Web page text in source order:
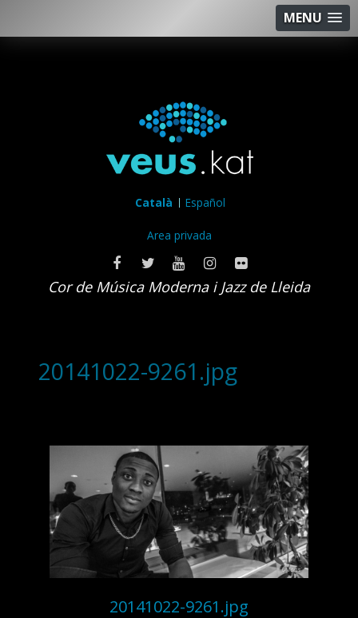
MENU
Català Español
Area privada
Cor de Música Moderna i Jazz de Lleida
20141022-9261.jpg
20141022-9261.jpg